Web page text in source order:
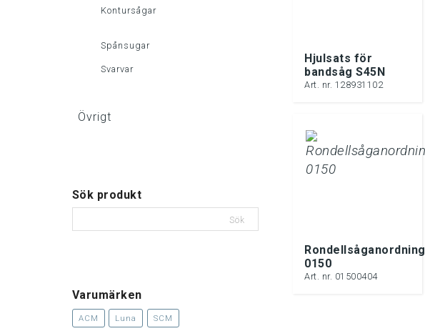
Kontursågar
Spånsugar
Svarvar
Övrigt
Sök produkt
Sök
Varumärken
ACM Luna SCM
Hjulsats för
bandsåg S45N
Art. nr. 128931102
Rondellsåganordning
0150
Art. nr. 01500404